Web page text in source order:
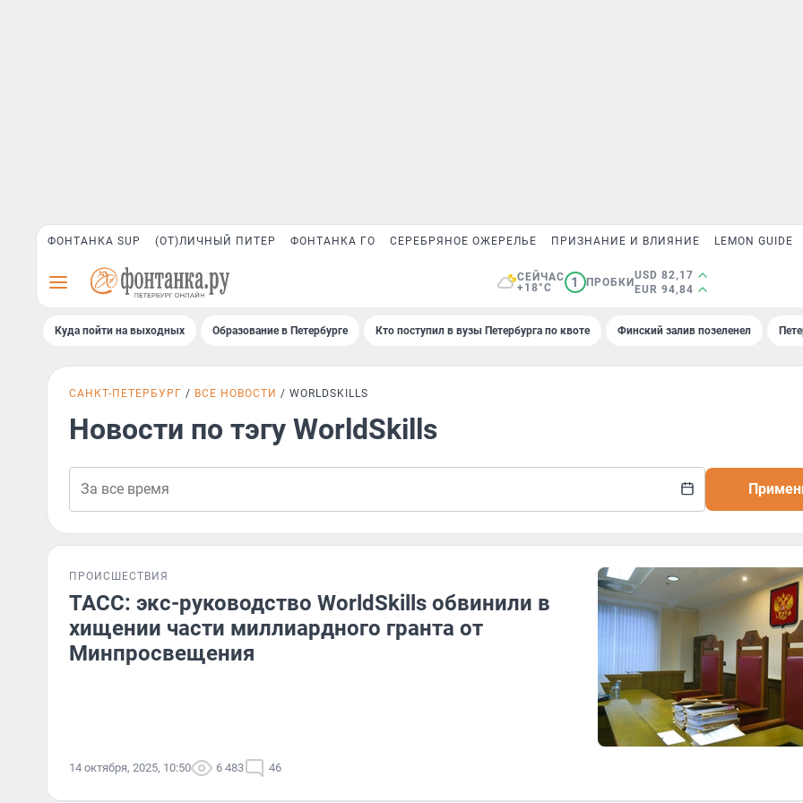
ФОНТАНКА SUP (ОТ)ЛИЧНЫЙ ПИТЕР ФОНТАНКА ГО СЕРЕБРЯНОЕ ОЖЕРЕЛЬЕ ПРИЗНАНИЕ И ВЛИЯНИЕ LEMON GUIDE
СЕЙЧАС
+18°C
1 ПРОБКИ
USD 82,17
EUR 94,84
Куда пойти на выходных Образование в Петербурге Кто поступил в вузы Петербурга по квоте Финский залив позеленел
САНКТ-ПЕТЕРБУРГ ВСЕ НОВОСТИ WORLDSKILLS
Новости по тэгу WorldSkills
ПРОИСШЕСТВИЯ
ТАСС: экс-руководство WorldSkills обвинили в
хищении части миллиардного гранта от
Минпросвещения
14 октября, 2025, 10:50 6 483 46